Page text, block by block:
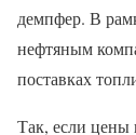
демпфер. В
нефтяным
поставках
Так, если цены